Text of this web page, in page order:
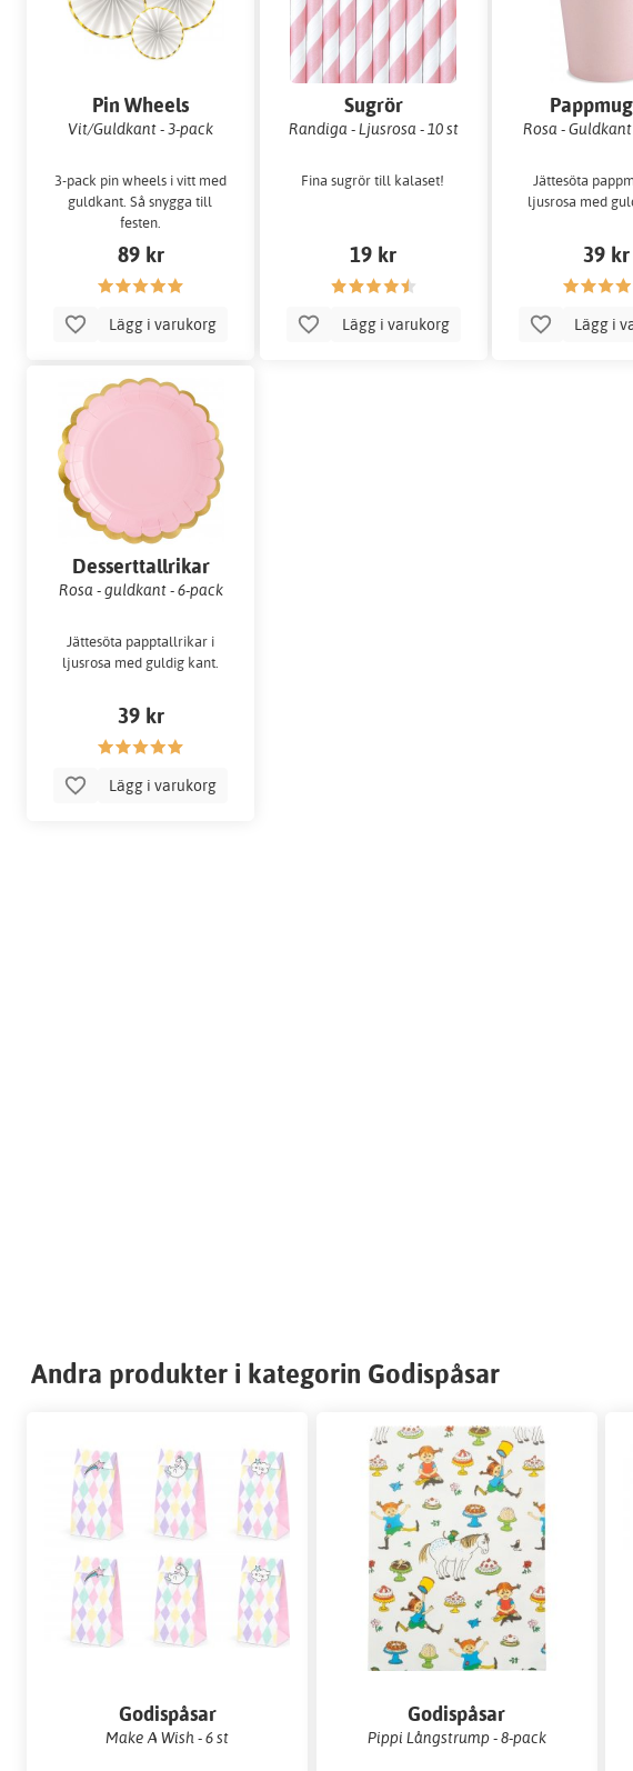
Pin Wheels
Vit/Guldkant - 3-pack
3-pack pin wheels i vitt med
guldkant. Så snygga till
festen.
89 kr
Lägg i varukorg
Sugrör
Randiga - Ljusrosa - 10 st
Fina sugrör till kalaset!
19 kr
Lägg i varukorg
Rosa -
Jättesöta
ljusrosa med
39 kr
Lägg i
Desserttallrikar
Rosa - guldkant - 6-pack
Jättesöta papptallrikar i
ljusrosa med guldig kant.
39 kr
Lägg i varukorg
Andra produkter i kategorin Godispåsar
Godispåsar
Make A Wish - 6 st
Godispåsar
Pippi Långstrump - 8-pack